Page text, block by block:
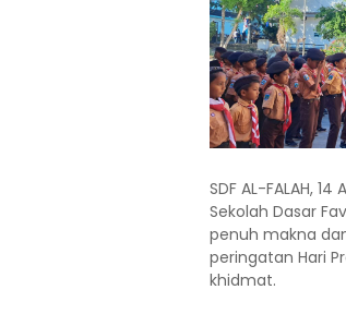
SDF AL-FALAH,
Sekolah Dasar
penuh makna
peringatan Hari
khidmat.